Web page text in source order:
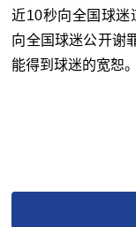
近10秒向全国球迷
向全国球迷公开谢
能得到球迷的宽恕